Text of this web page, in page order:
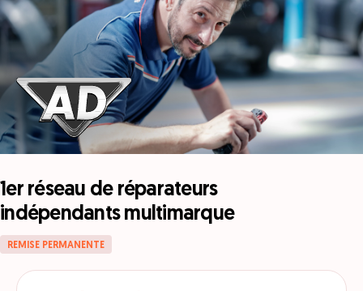
1er réseau de réparateurs
indépendants multimarque
REMISE PERMANENTE